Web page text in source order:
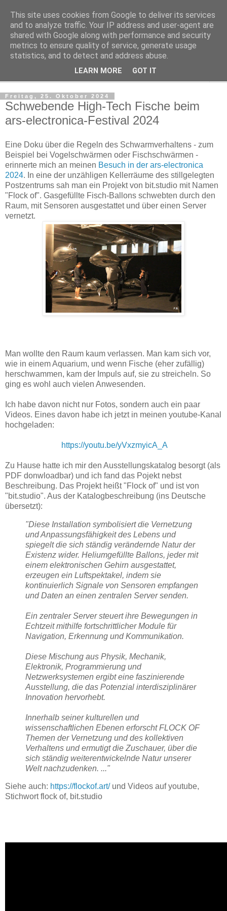
Regensburger Tagebuch
Notizen aus der nördlichsten Stadt Italiens
Freitag, 25. Oktober 2024
Schwebende High-Tech Fische beim
ars-electronica-Festival 2024
Eine Doku über die Regeln des Schwarmverhaltens - zum
Beispiel bei Vogelschwärmen oder Fischschwärmen -
erinnerte mich an meinen Besuch in der ars-electronica
2024. In eine der unzähligen Kellerräume des stillgelegten
Postzentrums sah man ein Projekt von bit.studio mit Namen
"Flock of". Gasgefüllte Fisch-Ballons schwebten durch den
Raum, mit Sensoren ausgestattet und über einen Server
vernetzt.
Man wollte den Raum kaum verlassen. Man kam sich vor,
wie in einem Aquarium, und wenn Fische (eher zufällig)
herschwammen, kam der Impuls auf, sie zu streicheln. So
ging es wohl auch vielen Anwesenden.
Ich habe davon nicht nur Fotos, sondern auch ein paar
Videos. Eines davon habe ich jetzt in meinen youtube-Kanal
hochgeladen:
https://youtu.be/yVxzmyicA_A
Zu Hause hatte ich mir den Ausstellungskatalog besorgt (als
PDF donwloadbar) und ich fand das Pojekt nebst
Beschreibung. Das Projekt heißt "Flock of" und ist von
"bit.studio". Aus der Katalogbeschreibung (ins Deutsche
übersetzt):
"Diese Installation symbolisiert die Vernetzung
und Anpassungsfähigkeit des Lebens und
spiegelt die sich ständig verändernde Natur der
Existenz wider. Heliumgefüllte Ballons, jeder mit
einem elektronischen Gehirn ausgestattet,
erzeugen ein Luftspektakel, indem sie
kontinuierlich Signale von Sensoren empfangen
und Daten an einen zentralen Server senden.
Ein zentraler Server steuert ihre Bewegungen in
Echtzeit mithilfe fortschrittlicher Module für
Navigation, Erkennung und Kommunikation.
Diese Mischung aus Physik, Mechanik,
Elektronik, Programmierung und
Netzwerksystemen ergibt eine faszinierende
Ausstellung, die das Potenzial interdisziplinärer
Innovation hervorhebt.
Innerhalb seiner kulturellen und
wissenschaftlichen Ebenen erforscht FLOCK OF
Themen der Vernetzung und des kollektiven
Verhaltens und ermutigt die Zuschauer, über die
sich ständig weiterentwickelnde Natur unserer
Welt nachzudenken. ..."
Siehe auch: https://flockof.art/und Videos auf youtube,
Stichwort flock of, bit.studio
This site uses cookies from Google to deliver its services
and to analyze traffic. Your IP address and user-agent are
shared with Google along with performance and security
metrics to ensure quality of service, generate usage
statistics, and to detect and address abuse.
LEARN MORE GOT IT